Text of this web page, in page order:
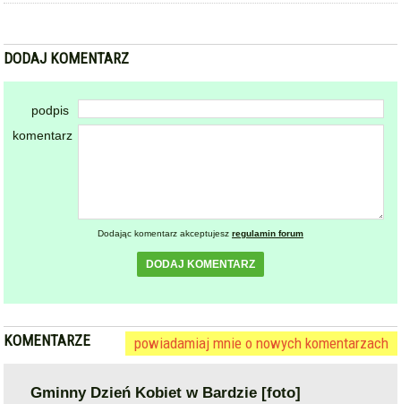
DODAJ KOMENTARZ
podpis
komentarz
Dodając komentarz akceptujesz regulamin forum
DODAJ KOMENTARZ
KOMENTARZE powiadamiaj mnie o nowych komentarzach
Gminny Dzień Kobiet w Bardzie [foto]